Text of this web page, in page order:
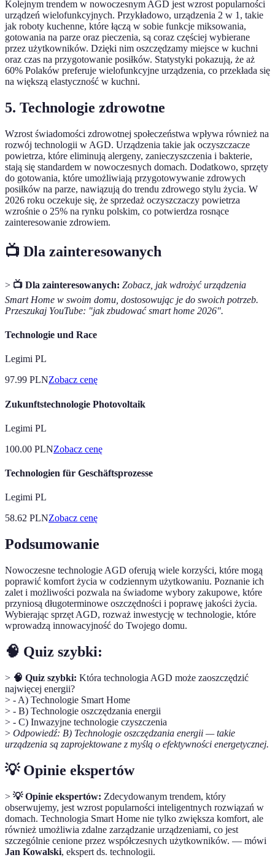
Kolejnym trendem w nowoczesnym AGD jest wzrost popularności
urządzeń wielofunkcyjnych. Przykładowo, urządzenia 2 w 1, takie
jak roboty kuchenne, które łączą w sobie funkcje miksowania,
gotowania na parze oraz pieczenia, są coraz częściej wybierane
przez użytkowników. Dzięki nim oszczędzamy miejsce w kuchni
oraz czas na przygotowanie posiłków. Statystyki pokazują, że aż
60% Polaków preferuje wielofunkcyjne urządzenia, co przekłada się
na większą elastyczność w kuchni.
5. Technologie zdrowotne
Wzrost świadomości zdrowotnej społeczeństwa wpływa również na
rozwój technologii w AGD. Urządzenia takie jak oczyszczacze
powietrza, które eliminują alergeny, zanieczyszczenia i bakterie,
stają się standardem w nowoczesnych domach. Dodatkowo, sprzęty
do gotowania, które umożliwiają przygotowywanie zdrowych
posiłków na parze, nawiązują do trendu zdrowego stylu życia. W
2026 roku oczekuje się, że sprzedaż oczyszczaczy powietrza
wzrośnie o 25% na rynku polskim, co potwierdza rosnące
zainteresowanie zdrowiem.
📺 Dla zainteresowanych
> 📺 Dla zainteresowanych: Zobacz, jak wdrożyć urządzenia
Smart Home w swoim domu, dostosowując je do swoich potrzeb.
Przeszukaj YouTube: "jak zbudować smart home 2026".
Technologie und Race
Legimi PL
97.99 PLNZobacz cenę
Zukunftstechnologie Photovoltaik
Legimi PL
100.00 PLNZobacz cenę
Technologien für Geschäftsprozesse
Legimi PL
58.62 PLNZobacz cenę
Podsumowanie
Nowoczesne technologie AGD oferują wiele korzyści, które mogą
poprawić komfort życia w codziennym użytkowaniu. Poznanie ich
zalet i możliwości pozwala na świadome wybory zakupowe, które
przyniosą długoterminowe oszczędności i poprawę jakości życia.
Wybierając sprzęt AGD, rozważ inwestycję w technologie, które
wprowadzą innowacyjność do Twojego domu.
🧠 Quiz szybki:
> 🧠 Quiz szybki: Która technologia AGD może zaoszczędzić
najwięcej energii?
> - A) Technologie Smart Home
> - B) Technologie oszczędzania energii
> - C) Inwazyjne technologie czyszczenia
> Odpowiedź: B) Technologie oszczędzania energii — takie
urządzenia są zaprojektowane z myślą o efektywności energetycznej.
💡 Opinie ekspertów
> 💡 Opinie ekspertów: Zdecydowanym trendem, który
obserwujemy, jest wzrost popularności inteligentnych rozwiązań w
domach. Technologia Smart Home nie tylko zwiększa komfort, ale
również umożliwia zdalne zarządzanie urządzeniami, co jest
szczególnie cenione przez współczesnych użytkowników. — mówi
Jan Kowalski, ekspert ds. technologii.